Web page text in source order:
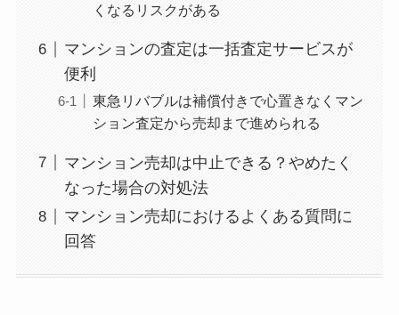
くなるリスクがある
マンションの査定は一括査定サービスが
便利
東急リバブルは補償付きで心置きなくマン
ション査定から売却まで進められる
マンション売却は中止できる？やめたく
なった場合の対処法
マンション売却におけるよくある質問に
回答